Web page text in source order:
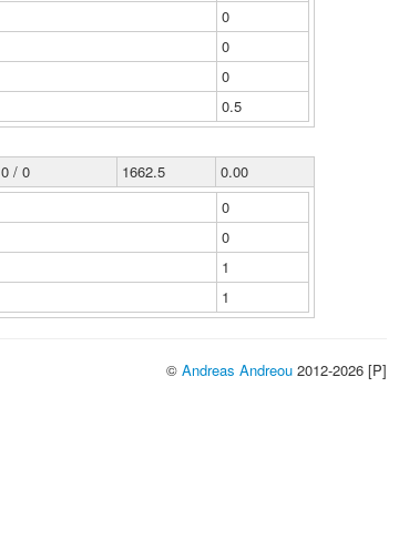
0
0
0
0.5
0 / 0 1662.5
0.00
0
0
1
1
© Andreas Andreou 2012-2026 [P]